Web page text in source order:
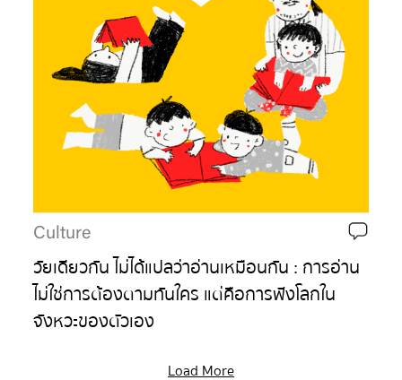
Culture
วัยเดียวกัน ไม่ได้แปลว่าอ่านเหมือนกัน : การอ่าน
ไม่ใช่การต้องตามทันใคร แต่คือการฟังโลกใน
จังหวะของตัวเอง
Load More